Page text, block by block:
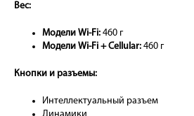
Вес:
Модели Wi-Fi: 460 г
Модели Wi-Fi + Cellular: 460 г
Кнопки и разъемы:
Интеллектуальный разъем